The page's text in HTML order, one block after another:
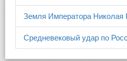
Земля Императора Николая
Средневековый удар по